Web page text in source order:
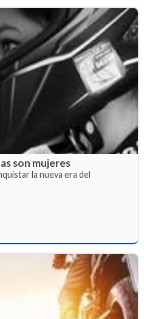
son mujeres
la nueva era del